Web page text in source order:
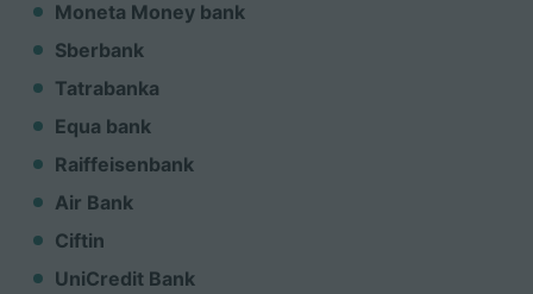
Moneta Money bank
Sberbank
Tatrabanka
Equa bank
Raiffeisenbank
Air Bank
Ciftin
UniCredit Bank